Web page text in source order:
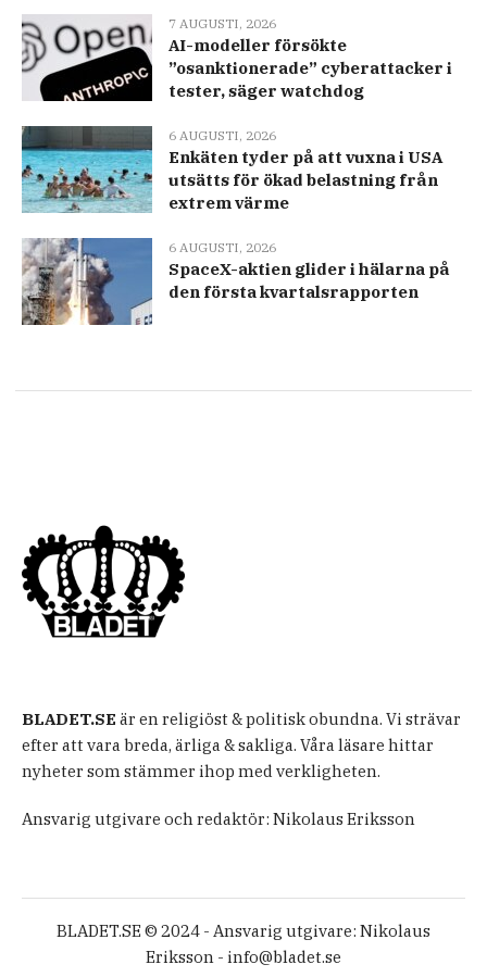
7 AUGUSTI, 2026
AI-modeller försökte
”osanktionerade” cyberattacker i
tester, säger watchdog
6 AUGUSTI, 2026
Enkäten tyder på att vuxna i USA
utsätts för ökad belastning från
extrem värme
6 AUGUSTI, 2026
SpaceX-aktien glider i hälarna på
den första kvartalsrapporten
BLADET.SE är en religiöst & politisk obundna. Vi strävar
efter att vara breda, ärliga & sakliga. Våra läsare hittar
nyheter som stämmer ihop med verkligheten.
Ansvarig utgivare och redaktör: Nikolaus Eriksson
BLADET.SE © 2024 - Ansvarig utgivare: Nikolaus
Eriksson - info@bladet.se